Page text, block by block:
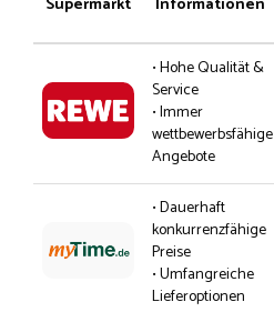
Supermarkt Informationen
• Hohe Qualität &
Service
• Immer
wettbewerbsfähige
Angebote
• Dauerhaft
konkurrenzfähige
Preise
• Umfangreiche
Lieferoptionen